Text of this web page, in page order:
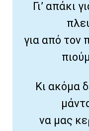
Γι’ απάκι
για από τον
Κι ακόμα
να μας